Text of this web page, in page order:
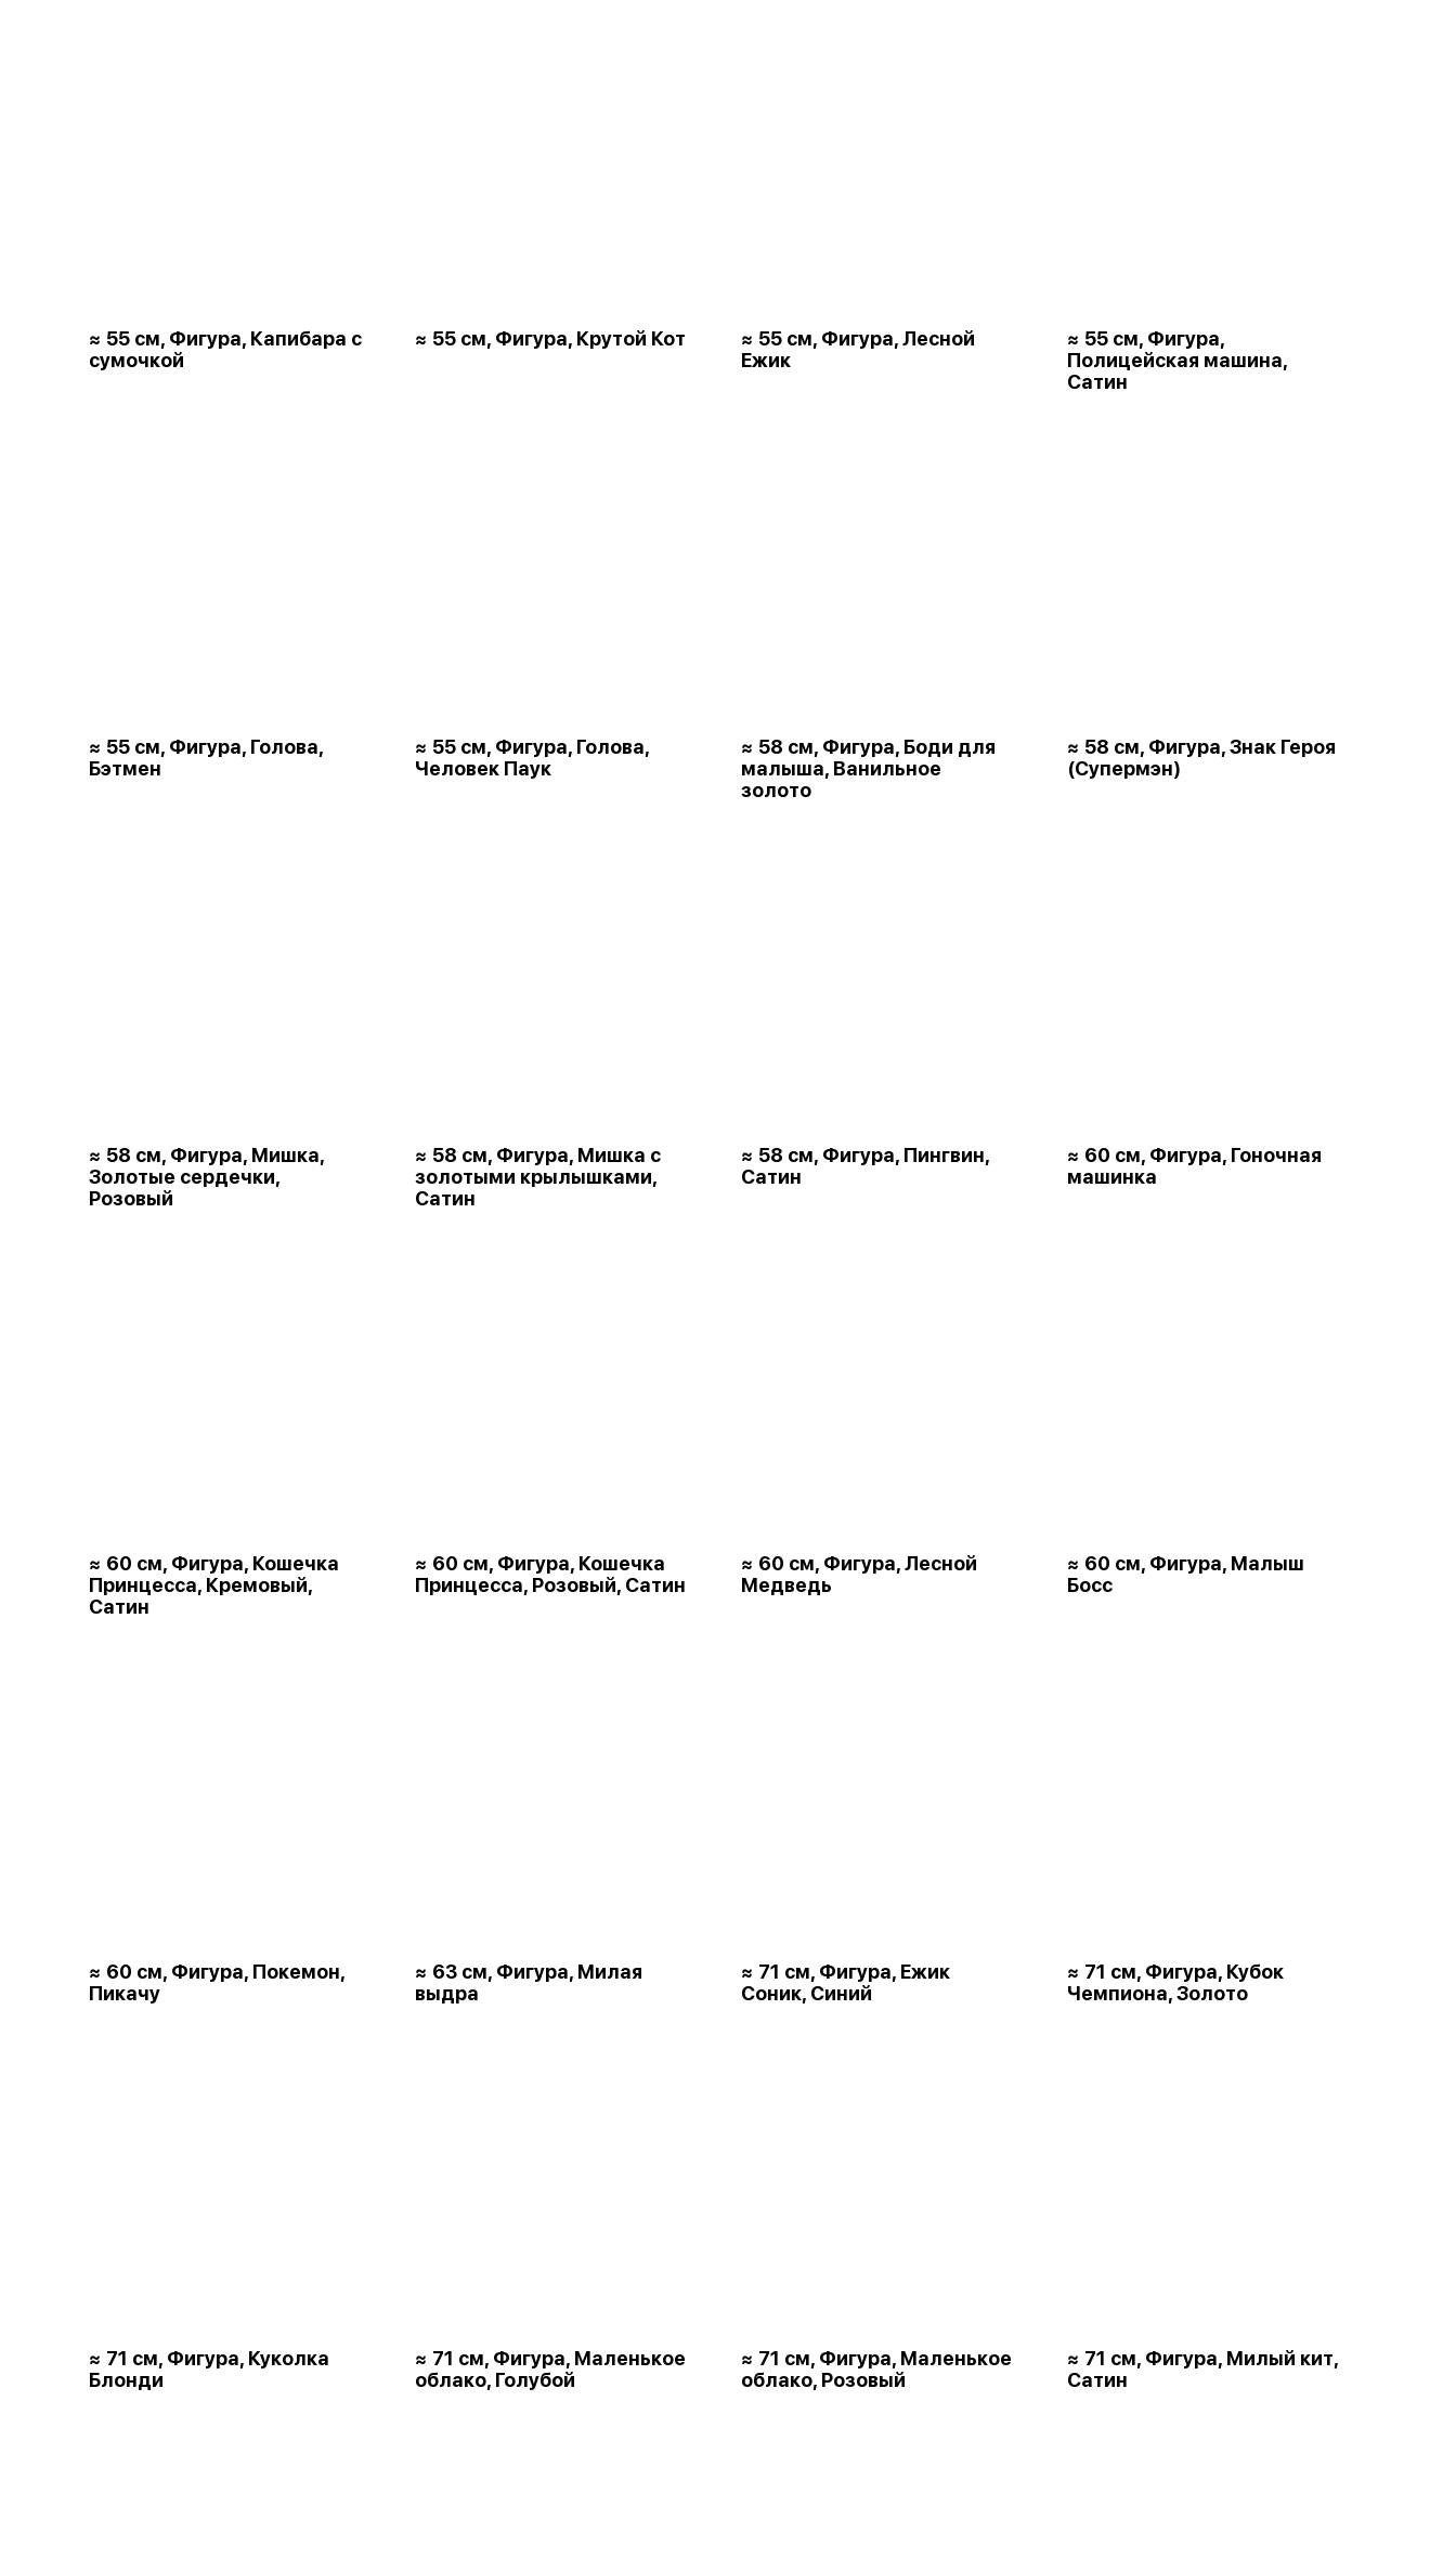
≈ 55 см, Фигура, Капибара с
сумочкой
≈ 55 см, Фигура, Крутой Кот
≈ 55 см, Фигура, Лесной
Ежик
≈ 55 см, Фигура,
Полицейская машина,
Сатин
≈ 55 см, Фигура, Голова,
Бэтмен
≈ 55 см, Фигура, Голова,
Человек Паук
≈ 58 см, Фигура, Боди для
малыша, Ванильное
золото
≈ 58 см, Фигура, Знак Героя
(Супермэн)
≈ 58 см, Фигура, Мишка,
Золотые сердечки,
Розовый
≈ 58 см, Фигура, Мишка с
золотыми крылышками,
Сатин
≈ 58 см, Фигура, Пингвин,
Сатин
≈ 60 см, Фигура, Гоночная
машинка
≈ 60 см, Фигура, Кошечка
Принцесса, Кремовый,
Сатин
≈ 60 см, Фигура, Кошечка
Принцесса, Розовый, Сатин
≈ 60 см, Фигура, Лесной
Медведь
≈ 60 см, Фигура, Малыш
Босс
≈ 60 см, Фигура, Покемон,
Пикачу
≈ 63 см, Фигура, Милая
выдра
≈ 71 см, Фигура, Ежик
Соник, Синий
≈ 71 см, Фигура, Кубок
Чемпиона, Золото
≈ 71 см, Фигура, Куколка
Блонди
≈ 71 см, Фигура, Маленькое
облако, Голубой
≈ 71 см, Фигура, Маленькое
облако, Розовый
≈ 71 см, Фигура, Милый кит,
Сатин